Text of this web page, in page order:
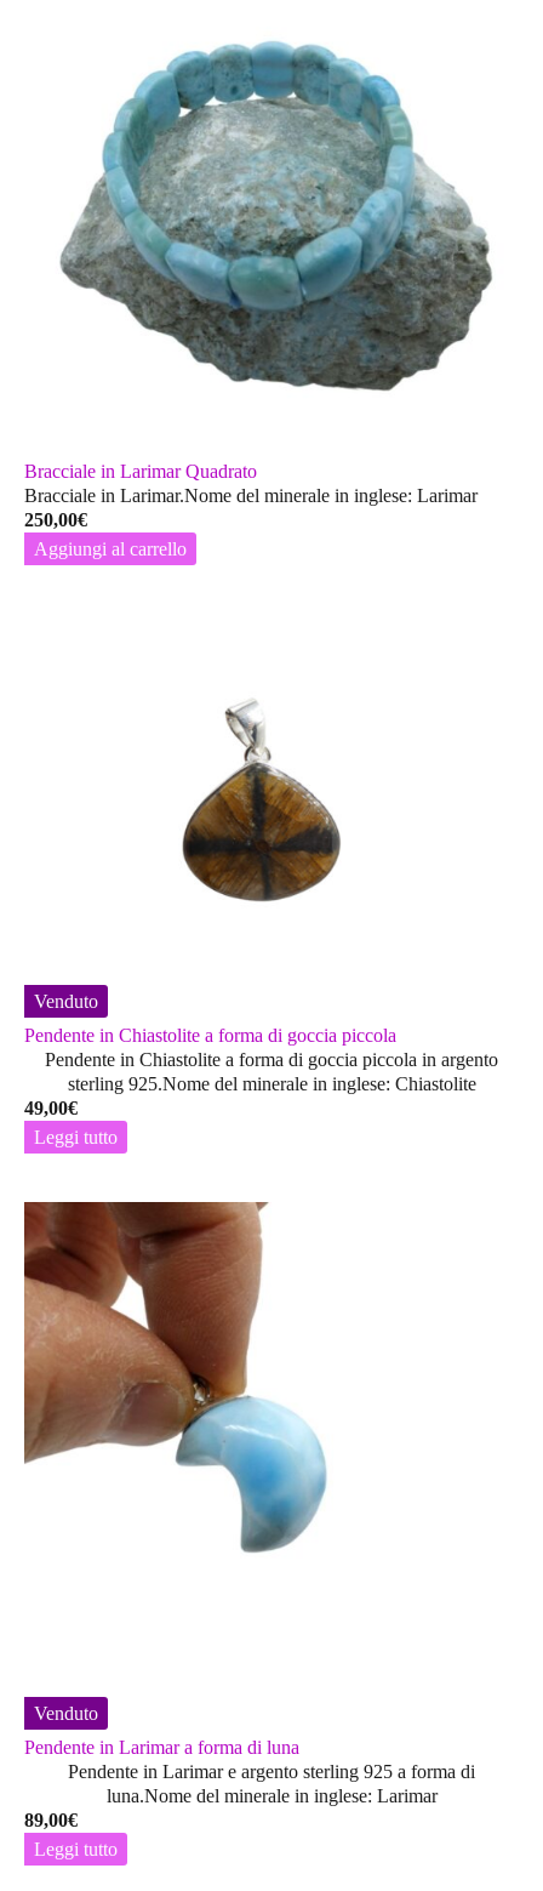
Bracciale in Larimar Quadrato
Bracciale in Larimar.Nome del minerale in inglese: Larimar
250,00€
Aggiungi al carrello
Venduto
Pendente in Chiastolite a forma di goccia piccola
Pendente in Chiastolite a forma di goccia piccola in argento
sterling 925.Nome del minerale in inglese: Chiastolite
49,00€
Leggi tutto
Venduto
Pendente in Larimar a forma di luna
Pendente in Larimar e argento sterling 925 a forma di
luna.Nome del minerale in inglese: Larimar
89,00€
Leggi tutto